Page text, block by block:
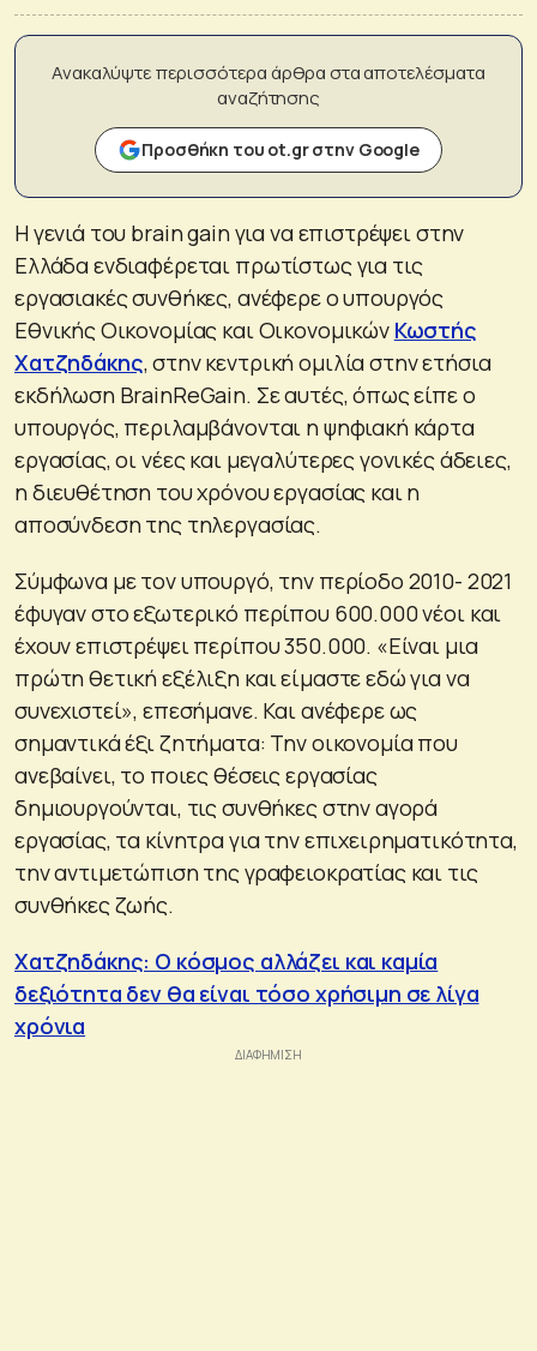
Ανακαλύψτε περισσότερα άρθρα στα αποτελέσματα
αναζήτησης
Προσθήκη του ot.gr στην Google
Η γενιά του brain gain για να επιστρέψει στην
Ελλάδα ενδιαφέρεται πρωτίστως για τις
εργασιακές συνθήκες, ανέφερε ο υπουργός
Εθνικής Οικονομίας και Οικονομικών Κωστής
Χατζηδάκης, στην κεντρική ομιλία στην ετήσια
εκδήλωση BrainReGain. Σε αυτές, όπως είπε ο
υπουργός, περιλαμβάνονται η ψηφιακή κάρτα
εργασίας, οι νέες και μεγαλύτερες γονικές άδειες,
η διευθέτηση του χρόνου εργασίας και η
αποσύνδεση της τηλεργασίας.
Σύμφωνα με τον υπουργό, την περίοδο 2010- 2021
έφυγαν στο εξωτερικό περίπου 600.000 νέοι και
έχουν επιστρέψει περίπου 350.000. «Είναι μια
πρώτη θετική εξέλιξη και είμαστε εδώ για να
συνεχιστεί», επεσήμανε. Και ανέφερε ως
σημαντικά έξι ζητήματα: Την οικονομία που
ανεβαίνει, το ποιες θέσεις εργασίας
δημιουργούνται, τις συνθήκες στην αγορά
εργασίας, τα κίνητρα για την επιχειρηματικότητα,
την αντιμετώπιση της γραφειοκρατίας και τις
συνθήκες ζωής.
Χατζηδάκης: Ο κόσμος αλλάζει και καμία
δεξιότητα δεν θα είναι τόσο χρήσιμη σε λίγα
χρόνια